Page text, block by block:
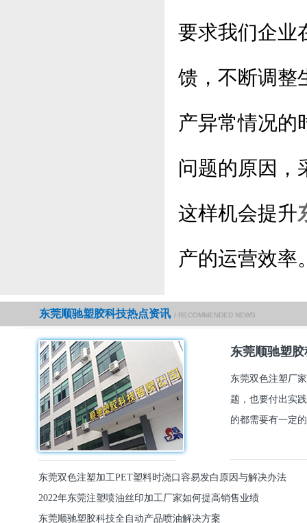
要求我们企业
馈，不断调整
产异常情况的
问题的原因，
这样机会提升
产的运营效率
东莞顺驰塑胶科技热点资讯 / RECOMMENDED NEWS
东莞顺驰塑
东莞双色注塑厂
题，也要付出实
的都需要有一定
东莞双色注塑加工PET塑料时浇口容易发白原因与解决办法
2022年东莞注塑喷油丝印加工厂家如何提高销售业绩
东莞顺驰塑胶科技全自动产品喷油解决方案